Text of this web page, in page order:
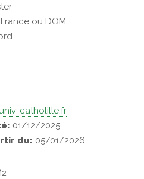
France ou DOM
catholille.fr
01/12/2025
du: 05/01/2026